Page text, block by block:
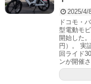
2025/4/
ドコモ・
型電動モ
開始した
円）。 実
回ライド
ンが開催